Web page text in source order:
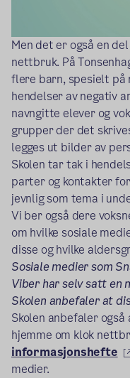
Men det er også en
nettbruk. På
flere barn, spesielt
hendelser av negativ
navngitte elever og
grupper der det
legges ut bilder av
Skolen tar tak i
parter og kontakter
jevnlig som tema i
Vi ber også dere
om hvilke sosiale
disse og hvilke
Sosiale medier som
Viber har selv satt en
Skolen anbefaler at
Skolen anbefaler
hjemme om klok
informasjonshefte
medier.